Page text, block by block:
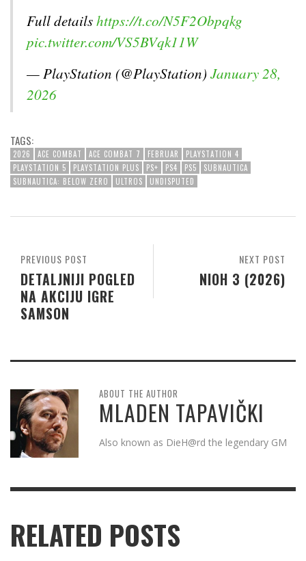
Full detailshttps://t.co/N5F2Obpqkg
pic.twitter.com/VS5BVqk11W
— PlayStation (@PlayStation) January 28,
2026
TAGS:
2026 ACE COMBAT ACE COMBAT 7 FEBRUAR
PLAYSTATION 4
PLAYSTATION 5
PLAYSTATION PLUS PS+ PS4 PS5
SUBNAUTICA
SUBNAUTICA: BELOW ZERO
ULTROS UNDISPUTED
NEXT POST
NIOH 3 (2026)
PREVIOUS POST
DETALJNIJI POGLED
NA AKCIJU IGRE
SAMSON
ABOUT THE AUTHOR
MLADEN TAPAVIČKI
Also known as DieH@rd the legendary GM
RELATED POSTS